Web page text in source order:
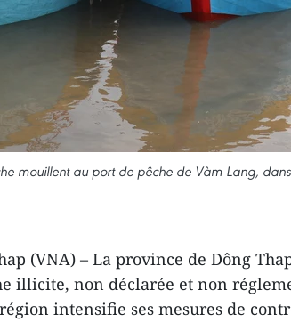
mouillent au port de pêche de Vàm Lang,
(VNA) – La province de Dông
illicite, non déclarée et non
intensifie ses mesures de